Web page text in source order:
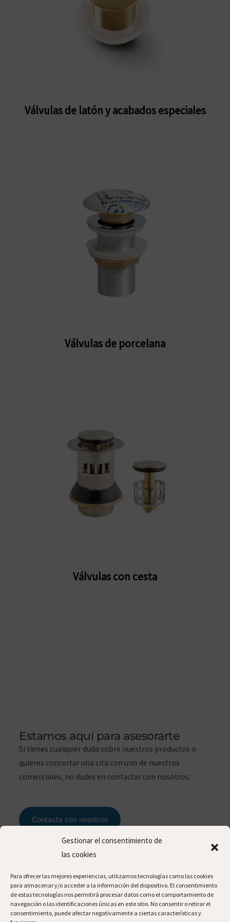
Gestionar el consentimiento de
las cookies
Para ofrecer las mejores experiencias, utilizamos tecnologías como las cookies
para almacenar y/o acceder a la información del dispositivo. El consentimiento
de estas tecnologías nos permitirá procesar datos como el comportamiento de
navegación o las identificaciones únicas en este sitio. No consentir o retirar el
consentimiento, puede afectar negativamente a ciertas características y
Válvulas de latón y acabados especiales
Válvulas de porcelana
Válvulas con cesta
Estamos aquí para asesorarte
Si tienes cualquier duda sobre nuestros productos o
quieres concertar una cita con uno de nuestros
comerciales, no dudes en contactar con nosotros.
Contacta con nosotros
contacto